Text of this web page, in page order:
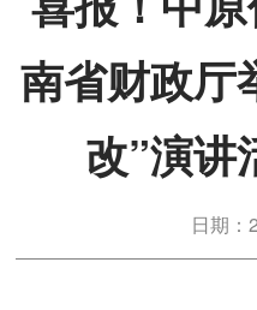
南省财政厅
改”演讲
日期：